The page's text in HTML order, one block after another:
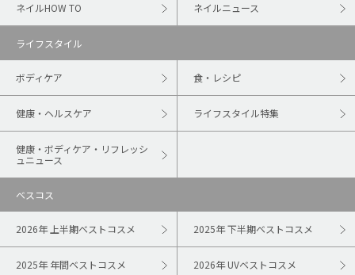
ネイルHOW TO ネイルニュース
ライフスタイル
ボディケア 食・レシピ
健康・ヘルスケア ライフスタイル特集
健康・ボディケア・リフレッシ
ュニュース
ベスコス
2026年 上半期ベストコスメ 2025年 下半期ベストコスメ
2025年 年間ベストコスメ 2026年 UVベストコスメ